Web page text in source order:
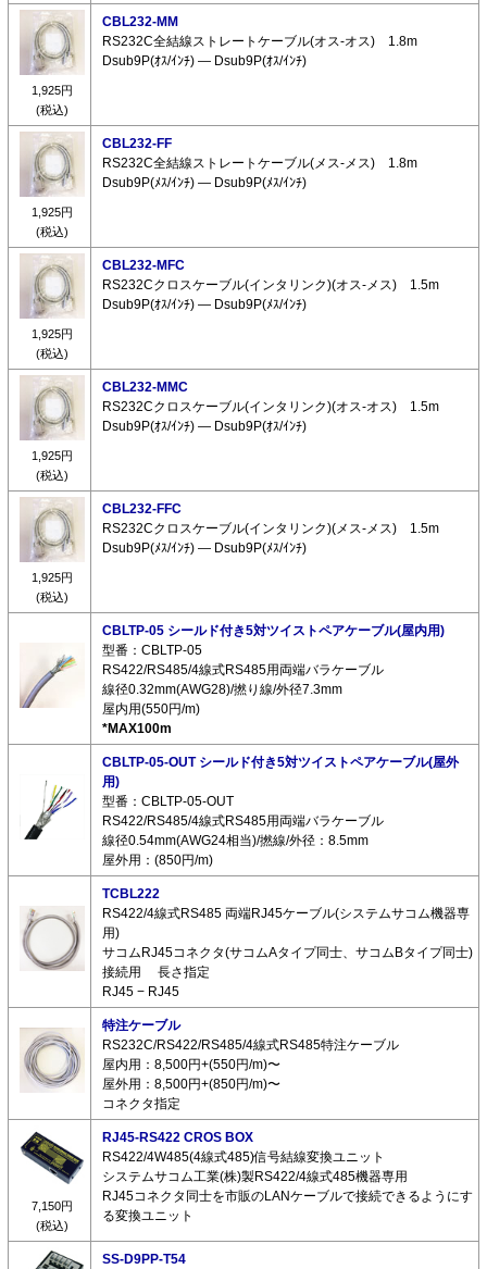
1,925円
(税込)
CBL232-MM
RS232C全結線ストレートケーブル(オス-オス) 1.8m
Dsub9P(ｵｽ/ｲﾝﾁ) ― Dsub9P(ｵｽ/ｲﾝﾁ)
1,925円
(税込)
CBL232-FF
RS232C全結線ストレートケーブル(メス-メス) 1.8m
Dsub9P(ﾒｽ/ｲﾝﾁ) ― Dsub9P(ﾒｽ/ｲﾝﾁ)
1,925円
(税込)
CBL232-MFC
RS232Cクロスケーブル(インタリンク)(オス-メス) 1.5m
Dsub9P(ｵｽ/ｲﾝﾁ) ― Dsub9P(ﾒｽ/ｲﾝﾁ)
1,925円
(税込)
CBL232-MMC
RS232Cクロスケーブル(インタリンク)(オス-オス) 1.5m
Dsub9P(ｵｽ/ｲﾝﾁ) ― Dsub9P(ｵｽ/ｲﾝﾁ)
1,925円
(税込)
CBL232-FFC
RS232Cクロスケーブル(インタリンク)(メス-メス) 1.5m
Dsub9P(ﾒｽ/ｲﾝﾁ) ― Dsub9P(ﾒｽ/ｲﾝﾁ)
CBLTP-05 シールド付き5対ツイストペアケーブル(屋内用)
型番：CBLTP-05
RS422/RS485/4線式RS485用両端バラケーブル
線径0.32mm(AWG28)/撚り線/外径7.3mm
屋内用(550円/m)
*MAX100m
CBLTP-05-OUT シールド付き5対ツイストペアケーブル(屋外
用)
型番：CBLTP-05-OUT
RS422/RS485/4線式RS485用両端バラケーブル
線径0.54mm(AWG24相当)/撚線/外径：8.5mm
屋外用：(850円/m)
TCBL222
RS422/4線式RS485 両端RJ45ケーブル(システムサコム機器専
用)
サコムRJ45コネクタ(サコムAタイプ同士、サコムBタイプ同士)
接続用 長さ指定
RJ45 − RJ45
特注ケーブル
RS232C/RS422/RS485/4線式RS485特注ケーブル
屋内用：8,500円+(550円/m)〜
屋外用：8,500円+(850円/m)〜
コネクタ指定
7,150円
(税込)
RJ45-RS422 CROS BOX
RS422/4W485(4線式485)信号結線変換ユニット
システムサコム工業(株)製RS422/4線式485機器専用
RJ45コネクタ同士を市販のLANケーブルで接続できるようにす
る変換ユニット
SS-D9PP-T54